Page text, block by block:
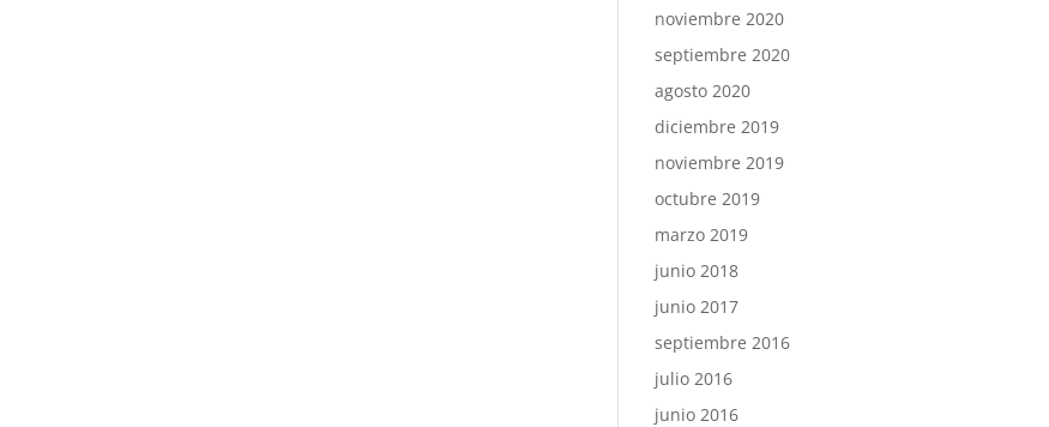
noviembre 2020
septiembre 2020
agosto 2020
diciembre 2019
noviembre 2019
octubre 2019
marzo 2019
junio 2018
junio 2017
septiembre 2016
julio 2016
junio 2016